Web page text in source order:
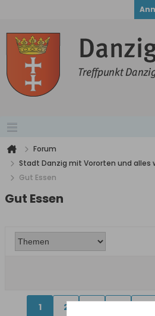
Forum
Stadt Danzig mit Vororten und alles
Gut Essen
Gut Essen
1 2